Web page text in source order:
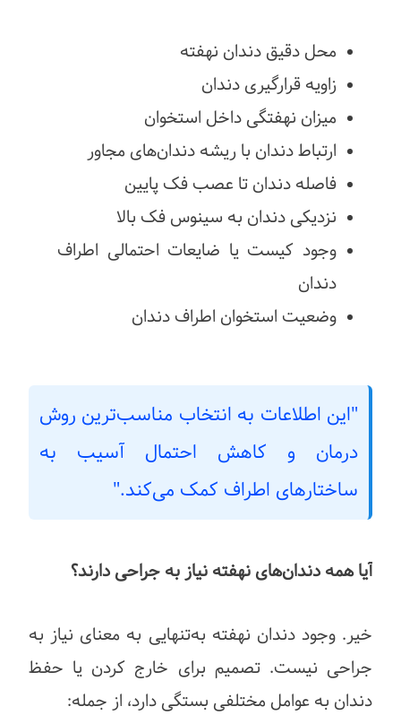
محل دقیق دندان نهفته
زاویه قرارگیری دندان
میزان نهفتگی داخل استخوان
ارتباط دندان با ریشه دندان‌های مجاور
فاصله دندان تا عصب فک پایین
نزدیکی دندان به سینوس فک بالا
وجود کیست یا ضایعات احتمالی اطراف
دندان
وضعیت استخوان اطراف دندان
"این اطلاعات به انتخاب مناسب‌ترین روش
درمان و کاهش احتمال آسیب به
ساختارهای اطراف کمک می‌کند."
آیا همه دندان‌های نهفته نیاز به جراحی دارند؟
خیر.وجود دندان نهفته به‌تنهایی به معنای نیاز به
جراحی نیست. تصمیم برای خارج کردن یا حفظ
دندان به عوامل مختلفی بستگی دارد، از جمله: